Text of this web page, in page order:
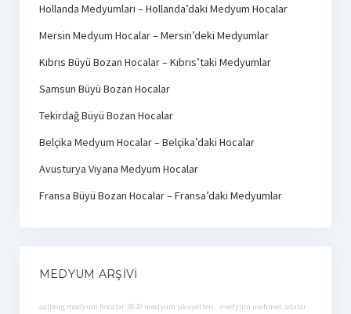
Hollanda Medyumları – Hollanda’daki Medyum Hocalar
Mersin Medyum Hocalar – Mersin’deki Medyumlar
Kıbrıs Büyü Bozan Hocalar – Kıbrıs’taki Medyumlar
Samsun Büyü Bozan Hocalar
Tekirdağ Büyü Bozan Hocalar
Belçika Medyum Hocalar – Belçika’daki Hocalar
Avusturya Viyana Medyum Hocalar
Fransa Büyü Bozan Hocalar – Fransa’daki Medyumlar
MEDYUM ARŞIVI
aalborg medyum hocalar 2020 medyum şikayetleri medyum mehmet adalar